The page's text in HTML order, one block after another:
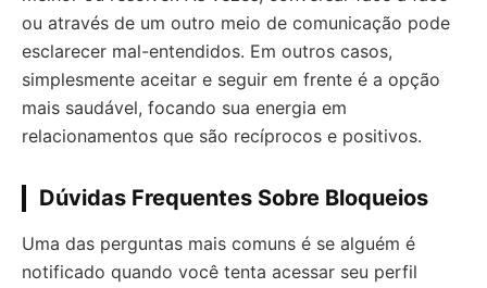
ou através de um outro meio de comunicação pode
esclarecer mal-entendidos. Em outros casos,
simplesmente aceitar e seguir em frente é a opção
mais saudável, focando sua energia em
relacionamentos que são recíprocos e positivos.
Dúvidas Frequentes Sobre Bloqueios
Uma das perguntas mais comuns é se alguém é
notificado quando você tenta acessar seu perfil